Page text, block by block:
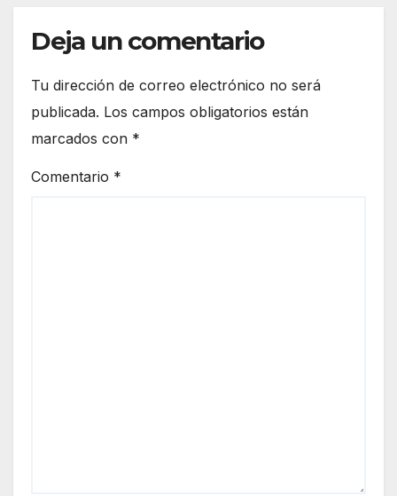
Deja un comentario
Tu dirección de correo electrónico no será
publicada. Los campos obligatorios están
marcados con *
Comentario *